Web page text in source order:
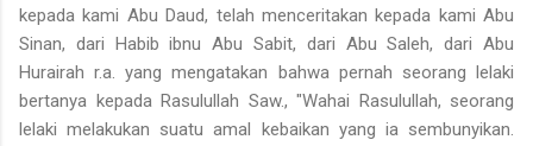
kepada kami Abu Daud, telah menceritakan kepada kami Abu
Sinan, dari Habib ibnu Abu Sabit, dari Abu Saleh, dari Abu
Hurairah r.a. yang mengatakan bahwa pernah seorang lelaki
bertanya kepada Rasulullah Saw., "Wahai Rasulullah, seorang
lelaki melakukan suatu amal kebaikan yang ia sembunyikan.